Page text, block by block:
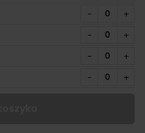
− +
− +
− +
− +